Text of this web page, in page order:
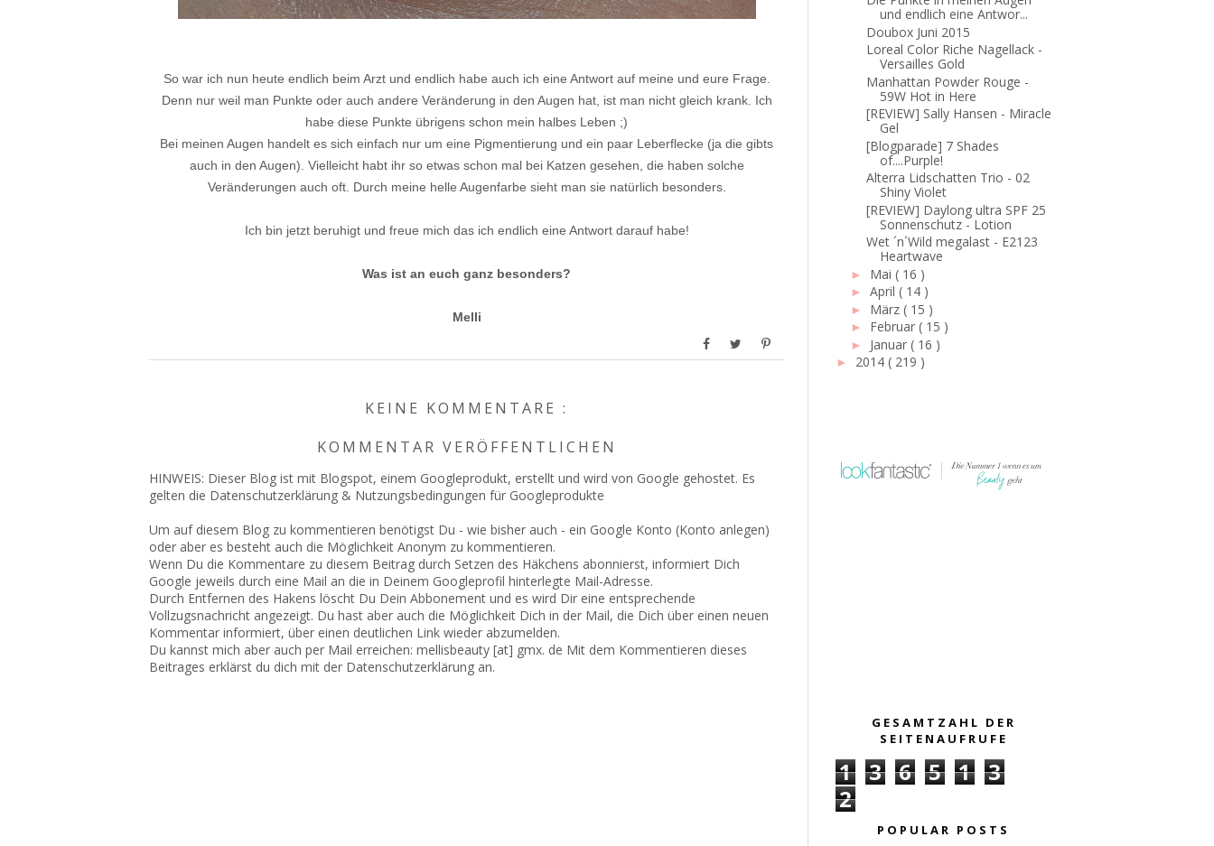
So war ich nun heute endlich beim Arzt und endlich habe auch ich eine Antwort auf meine und eure Frage.
Denn nur weil man Punkte oder auch andere Veränderung in den Augen hat, ist man nicht gleich krank. Ich
habe diese Punkte übrigens schon mein halbes Leben ;)
Bei meinen Augen handelt es sich einfach nur um eine Pigmentierung und ein paar Leberflecke (ja die gibts
auch in den Augen). Vielleicht habt ihr so etwas schon mal bei Katzen gesehen, die haben solche
Veränderungen auch oft. Durch meine helle Augenfarbe sieht man sie natürlich besonders.
Ich bin jetzt beruhigt und freue mich das ich endlich eine Antwort darauf habe!
Was ist an euch ganz besonders?
Melli
KEINE KOMMENTARE :
KOMMENTAR VERÖFFENTLICHEN
HINWEIS: Dieser Blog ist mit Blogspot, einem Googleprodukt, erstellt und wird von Google gehostet. Es
gelten die Datenschutzerklärung & Nutzungsbedingungen für Googleprodukte
Um auf diesem Blog zu kommentieren benötigst Du - wie bisher auch - ein Google Konto (Konto anlegen)
oder aber es besteht auch die Möglichkeit Anonym zu kommentieren.
Wenn Du die Kommentare zu diesem Beitrag durch Setzen des Häkchens abonnierst, informiert Dich
Google jeweils durch eine Mail an die in Deinem Googleprofil hinterlegte Mail-Adresse.
Durch Entfernen des Hakens löscht Du Dein Abbonement und es wird Dir eine entsprechende
Vollzugsnachricht angezeigt. Du hast aber auch die Möglichkeit Dich in der Mail, die Dich über einen neuen
Kommentar informiert, über einen deutlichen Link wieder abzumelden.
Du kannst mich aber auch per Mail erreichen: mellisbeauty [at] gmx. de Mit dem Kommentieren dieses
Beitrages erklärst du dich mit der Datenschutzerklärung an.
und endlich eine Antwor...
Doubox Juni 2015
Loreal Color Riche Nagellack -
Versailles Gold
Manhattan Powder Rouge -
59W Hot in Here
[REVIEW] Sally Hansen - Miracle
Gel
[Blogparade] 7 Shades
of....Purple!
Alterra Lidschatten Trio - 02
Shiny Violet
[REVIEW] Daylong ultra SPF 25
Sonnenschutz - Lotion
Wet ´n´Wild megalast - E2123
Heartwave
► Mai( 16 )
►April( 14 )
► März( 15 )
► Februar( 15 )
► Januar( 16 )
► 2014 ( 219 )
GESAMTZAHL DER
SEITENAUFRUFE
1 3 6 5 1 3
2
POPULAR POSTS